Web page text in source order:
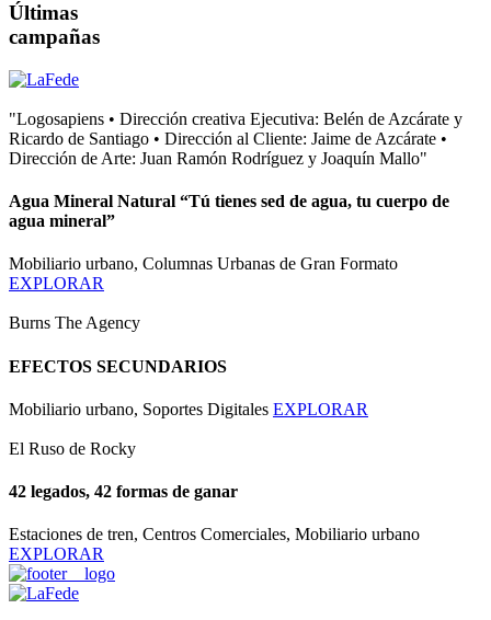
Últimas
campañas
"Logosapiens • Dirección creativa Ejecutiva: Belén de Azcárate y
Ricardo de Santiago • Dirección al Cliente: Jaime de Azcárate •
Dirección de Arte: Juan Ramón Rodríguez y Joaquín Mallo"
Agua Mineral Natural “Tú tienes sed de agua, tu cuerpo de
agua mineral”
Mobiliario urbano, Columnas Urbanas de Gran Formato
EXPLORAR
Burns The Agency
EFECTOS SECUNDARIOS
Mobiliario urbano, Soportes Digitales EXPLORAR
El Ruso de Rocky
42 legados, 42 formas de ganar
Estaciones de tren, Centros Comerciales, Mobiliario urbano
EXPLORAR